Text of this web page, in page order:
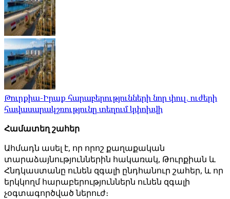
Թուրքիա-Իրաք հարաբերությունների նոր փուլ. ուժերի
հավասարակշռությունը տեղում կփոխվի
Համատեղ շահեր
Ահմադն ասել է, որ որոշ քաղաքական
տարաձայնություններին հակառակ, Թուրքիան և
Հնդկաստանը ունեն զգալի ընդհանուր շահեր, և որ
երկկողմ հարաբերություններն ունեն զգալի
չօգտագործված ներուժ։